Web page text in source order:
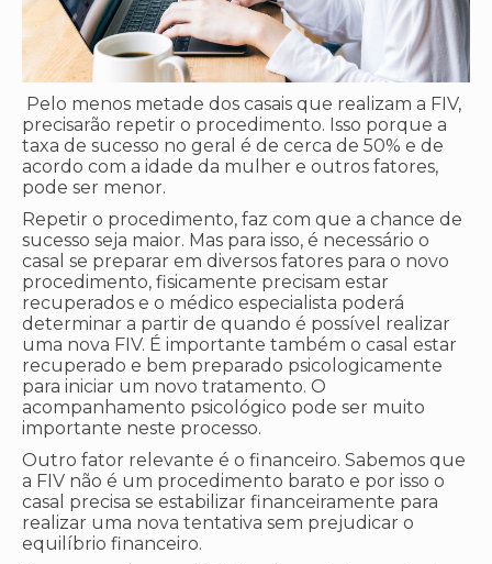
Pelo menos metade dos casais que realizam a FIV,
precisarão repetir o procedimento. Isso porque a
taxa de sucesso no geral é de cerca de 50% e de
acordo com a idade da mulher e outros fatores,
pode ser menor.
Repetir o procedimento, faz com que a chance de
sucesso seja maior. Mas para isso, é necessário o
casal se preparar em diversos fatores para o novo
procedimento, fisicamente precisam estar
recuperados e o médico especialista poderá
determinar a partir de quando é possível realizar
uma nova FIV. É importante também o casal estar
recuperado e bem preparado psicologicamente
para iniciar um novo tratamento. O
acompanhamento psicológico pode ser muito
importante neste processo.
Outro fator relevante é o financeiro. Sabemos que
a FIV não é um procedimento barato e por isso o
casal precisa se estabilizar financeiramente para
realizar uma nova tentativa sem prejudicar o
equilíbrio financeiro.